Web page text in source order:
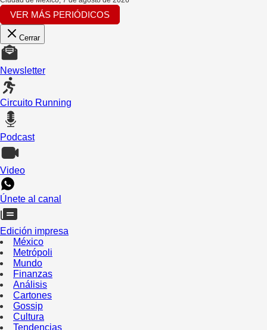
VER MÁS PERIÓDICOS
Cerrar
Newsletter
Circuito Running
Podcast
Video
Únete al canal
Edición impresa
México
Metrópoli
Mundo
Finanzas
Análisis
Cartones
Gossip
Cultura
Tendencias